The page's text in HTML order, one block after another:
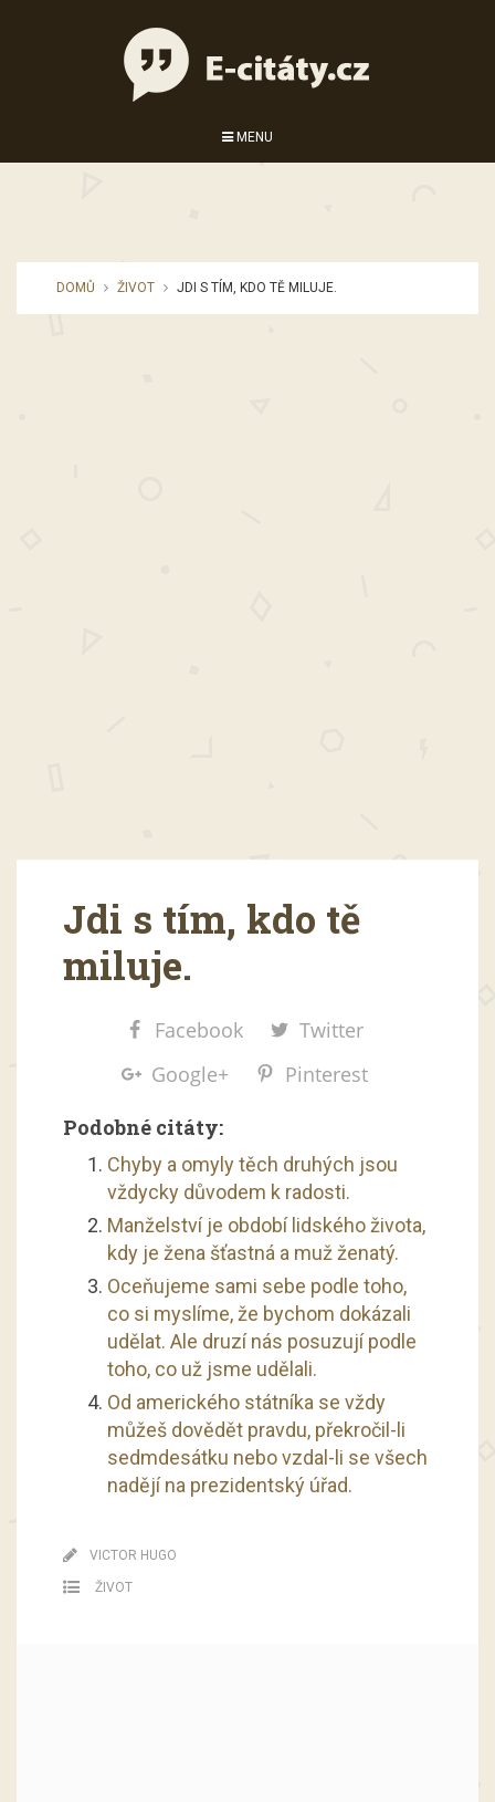
MENU
DOMŮ ŽIVOT JDI S TÍM, KDO TĚ MILUJE.
Jdi s tím, kdo tě
miluje.
Facebook
Twitter
Google+
Pinterest
Podobné citáty:
Chyby a omyly těch druhých jsou
vždycky důvodem k radosti.
Manželství je období lidského života,
kdy je žena šťastná a muž ženatý.
Oceňujeme sami sebe podle toho,
co si myslíme, že bychom dokázali
udělat. Ale druzí nás posuzují podle
toho, co už jsme udělali.
Od amerického státníka se vždy
můžeš dovědět pravdu, překročil-li
sedmdesátku nebo vzdal-li se všech
nadějí na prezidentský úřad.
VICTOR HUGO
ŽIVOT